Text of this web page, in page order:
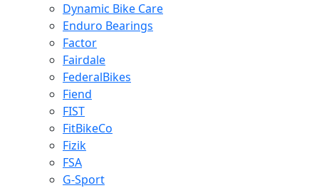
Dynamic Bike Care
Enduro Bearings
Factor
Fairdale
FederalBikes
Fiend
FIST
FitBikeCo
Fizik
FSA
G-Sport